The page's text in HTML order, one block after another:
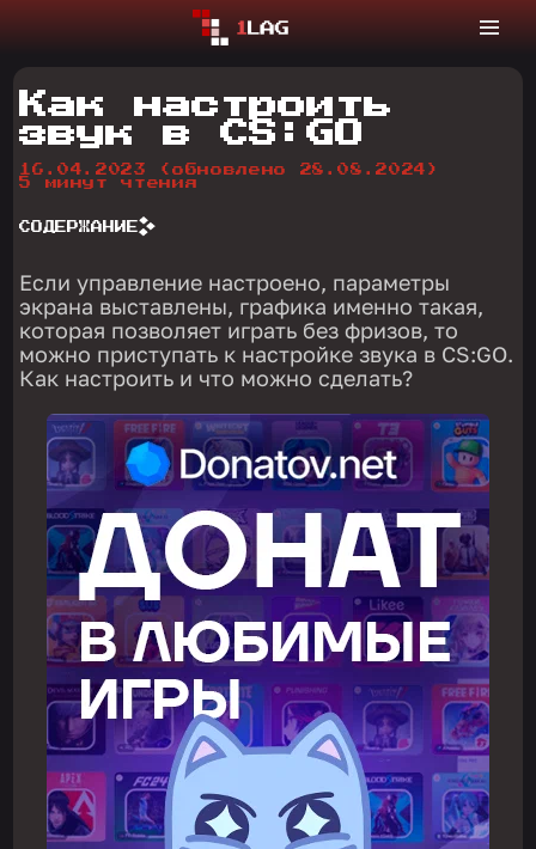
Как настроить
звук в CS:GO
16.04.2023
(обновлено 28.08.2024)
5 минут чтения
СОДЕРЖАНИЕ
Если управление настроено, параметры
экрана выставлены, графика именно такая,
которая позволяет играть без фризов, то
можно приступать к настройке звука в CS:GO.
Как настроить и что можно сделать?